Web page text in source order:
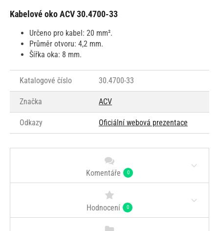
Kabelové oko ACV 30.4700-33
Určeno pro kabel: 20 mm².
Průměr otvoru: 4,2 mm.
Šířka oka: 8 mm.
Katalogové číslo 30.4700-33
Značka ACV
Odkazy Oficiální webová prezentace
Komentáře 0
Hodnocení 0